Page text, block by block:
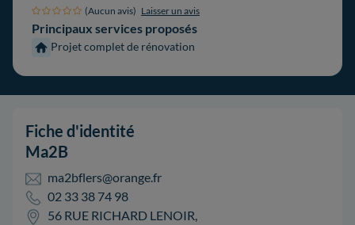
(Aucun avis) Laisser un avis
Principaux services proposés
Projet complet de rénovation
Fiche d'identité
Ma2B
ma2bflers@orange.fr
02 33 38 74 98
56 RUE RICHARD LENOIR,